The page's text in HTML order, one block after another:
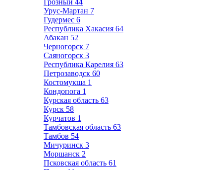
Грозный 44
Урус-Мартан 7
Гудермес 6
Республика Хакасия 64
Абакан 52
Черногорск 7
Саяногорск 3
Республика Карелия 63
Петрозаводск 60
Костомукша 1
Кондопога 1
Курская область 63
Курск 58
Курчатов 1
Тамбовская область 63
Тамбов 54
Мичуринск 3
Моршанск 2
Псковская область 61